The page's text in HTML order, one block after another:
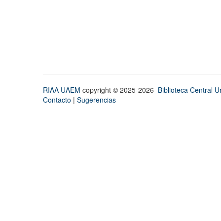
RIAA UAEM copyright © 2025-2026 Biblioteca Central
Contacto | Sugerencias